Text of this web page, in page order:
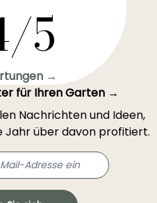
5
→
für Ihren Garten →
Nachrichten und Ideen,
Jahr über davon profitiert.